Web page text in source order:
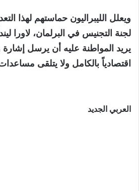
ويعلل الليبراليون حماستهم لهذا
لجنة التجنيس في البرلمان، لاورا
يريد المواطنة عليه أن يرسل
اقتصادياً بالكامل ولا يتلقى
العربي الجديد